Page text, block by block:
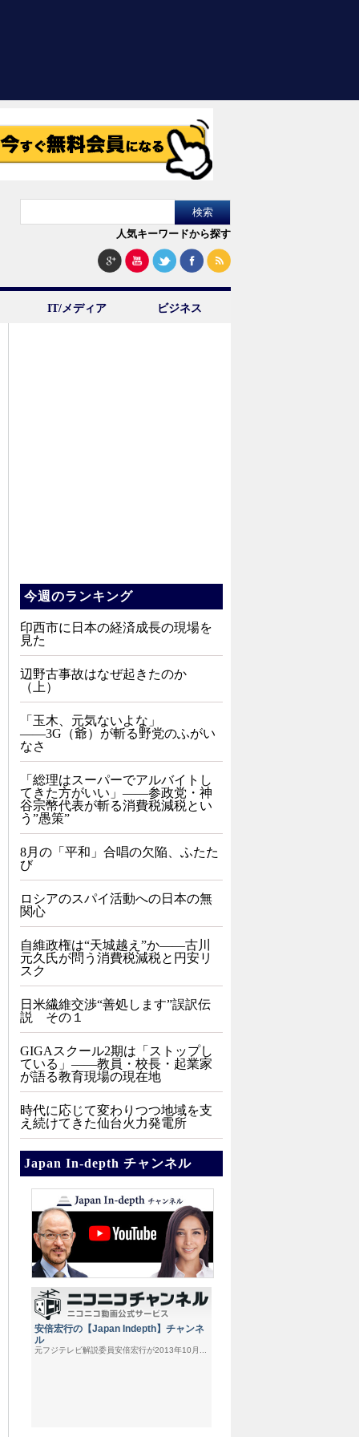
人気キーワードから探す
IT/メディア ビジネス
今週のランキング
印西市に日本の経済成長の現場を
見た
辺野古事故はなぜ起きたのか
（上）
「玉木、元気ないよな」
――3G（爺）が斬る野党のふがい
なさ
「総理はスーパーでアルバイトし
てきた方がいい」――参政党・神
谷宗幣代表が斬る消費税減税とい
う”愚策”
8月の「平和」合唱の欠陥、ふたた
び
ロシアのスパイ活動への日本の無
関心
自維政権は“天城越え”か――古川
元久氏が問う消費税減税と円安リ
スク
日米繊維交渉“善処します”誤訳伝
説 その１
GIGAスクール2期は「ストップし
ている」——教員・校長・起業家
が語る教育現場の現在地
時代に応じて変わりつつ地域を支
え続けてきた仙台火力発電所
Japan In-depth チャンネル